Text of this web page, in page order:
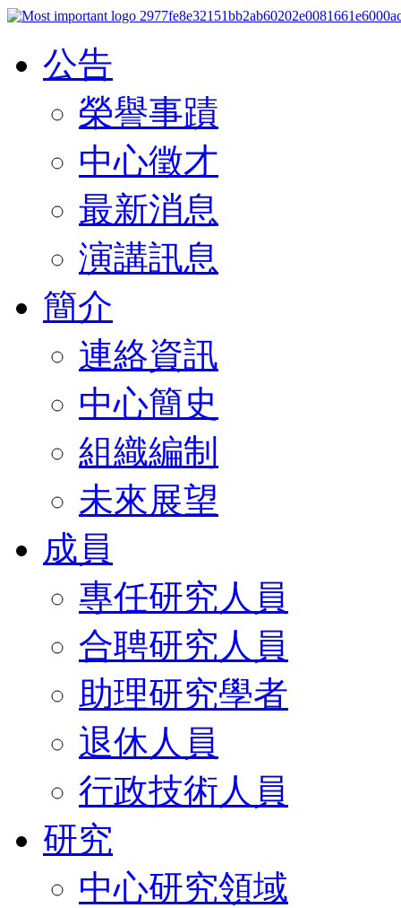
公告
榮譽事蹟
中心徵才
最新消息
演講訊息
簡介
連絡資訊
中心簡史
組織編制
未來展望
成員
專任研究人員
合聘研究人員
助理研究學者
退休人員
行政技術人員
研究
中心研究領域